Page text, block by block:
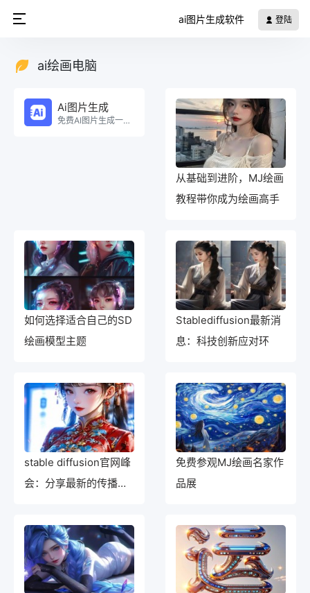
ai图片生成软件 登陆
ai绘画电脑
Ai图片生成
免费AI图片生成一键生成海报！。
从基础到进阶，MJ绘画
教程带你成为绘画高手
如何选择适合自己的SD
绘画模型主题
Stablediffusion最新消
息：科技创新应对环
stable diffusion官网峰
会：分享最新的传播思
免费参观MJ绘画名家作
品展